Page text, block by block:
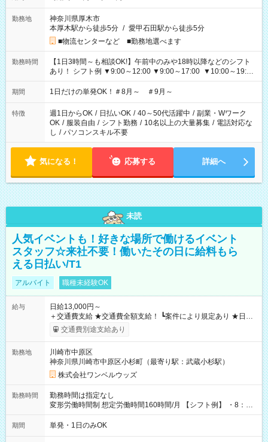
勤務地
神奈川県厚木市
本厚木駅から徒歩5分 / 愛甲石田駅から徒歩5分
■物流センターなど ■勤務地選べます
勤務時間
【1日3時間～も相談OK!】午前中のみや18時以降などのシフト
あり！ シフト例 ▼9:00～12:00 ▼9:00～17:00 ▼10:00～19:00
▼18:00～21:00
期間 1日だけの単発OK！＃8月～ ＃9月～
特徴 週1日からOK / 日払いOK / 40～50代活躍中 / 副業・Wワーク
OK / 服装自由 / シフト勤務 / 10名以上の大量募集 / 電話対応な
し / パソコンスキル不要
気になる！ 応募する 詳細へ
未読
人気イベントも！好きな場所で働けるイベント
スタッフ☆来社不要！働いたその日に給料もら
える日払い/T1
アルバイト 職種未経験OK
給与
日給13,000円～
＋交通費支給 ★交通費全額支給！ ┗案件により規定あり ★日払
いOK！（規定あり） ┗働いたその日に現金GET♪ お仕事後はコ
ンビニATMから 日払い分を引き落とせます！ 【試用期間】試
交通費別途支給あり
勤務地
川崎市中原区
神奈川県川崎市中原区小杉町（最寄り駅：武蔵小杉駅）
株式会社ワンベルウッズ
勤務時間
勤務時間は指定なし
変形労働時間制 想定労働時間160時間/月 【シフト例】 ・8：00
～21：00
期間 単発・1日のみOK